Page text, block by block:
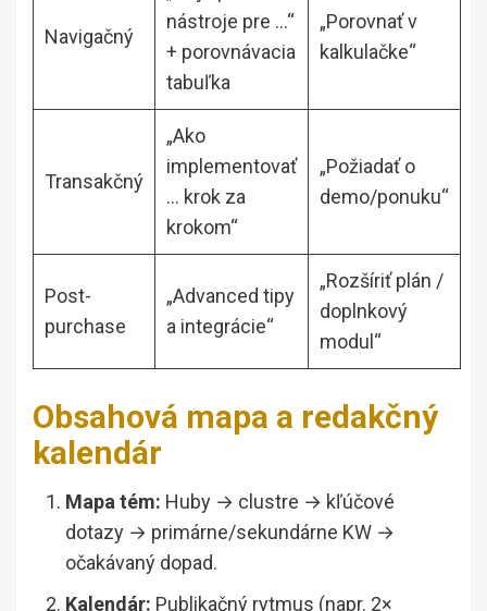
Navigačný
nástroje pre …“
+ porovnávacia
tabuľka
„Porovnať v
kalkulačke“
Transakčný
„Ako
implementovať
… krok za
krokom“
„Požiadať o
demo/ponuku“
Post-
purchase
„Advanced tipy
a integrácie“
„Rozšíriť plán /
doplnkový
modul“
Obsahová mapa a redakčný
kalendár
Mapa tém: Huby → clustre → kľúčové
dotazy → primárne/sekundárne KW →
očakávaný dopad.
Kalendár: Publikačný rytmus (napr. 2×